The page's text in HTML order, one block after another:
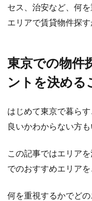
セス、治安など、何
エリアで賃貸物件探
東京での物件
ントを決める
はじめて東京で暮ら
良いかわからない方も
この記事ではエリア
でのおすすめエリアを
何を重視するかでど